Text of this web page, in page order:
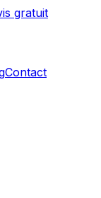
gratuit
Contact